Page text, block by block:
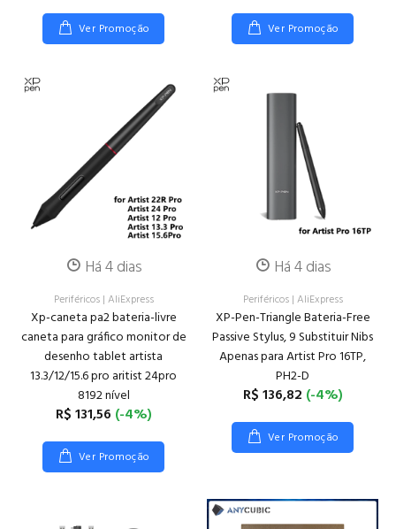
Ver Promoção Ver Promoção
Há 4 dias
Periféricos| AliExpress
Xp-caneta pa2 bateria-livre
caneta para gráfico monitor de
desenho tablet artista
13.3/12/15.6 pro aritist 24pro
8192 nível
R$ 131,56 (-4%)
Ver Promoção
Há 4 dias
Periféricos| AliExpress
XP-Pen-Triangle Bateria-Free
Passive Stylus, 9 Substituir Nibs
Apenas para Artist Pro 16TP,
PH2-D
R$ 136,82 (-4%)
Ver Promoção